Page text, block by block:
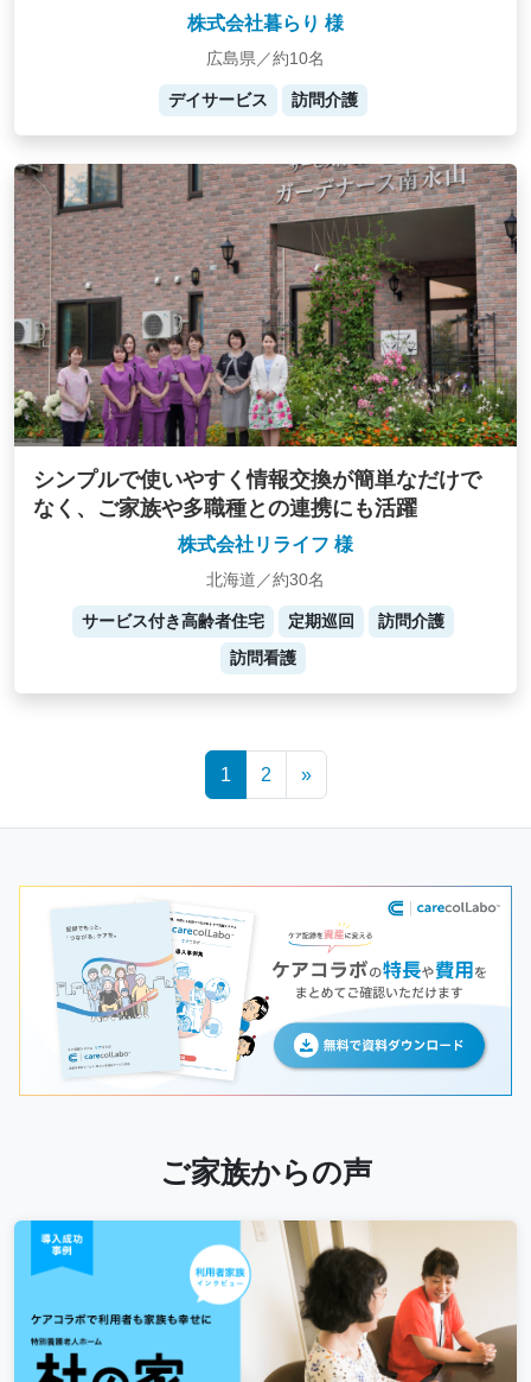
株式会社暮らり 様
広島県／約10名
デイサービス 訪問介護
シンプルで使いやすく情報交換が簡単なだけで
なく、ご家族や多職種との連携にも活躍
株式会社リライフ 様
北海道／約30名
サービス付き高齢者住宅 定期巡回
訪問介護
訪問看護
1 2 »
ご家族からの声